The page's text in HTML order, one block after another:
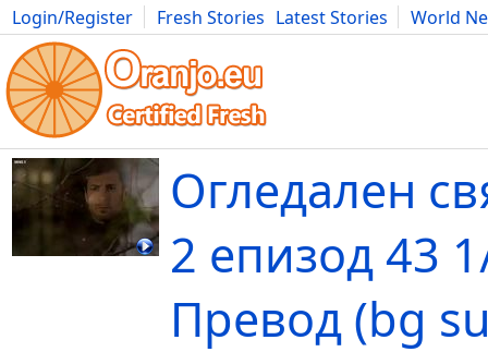
Login/Register Fresh Stories Latest Stories
World
Movies Anime Music Art Cars Advice Science
Огледален
2 епизод 43
Превод (bg